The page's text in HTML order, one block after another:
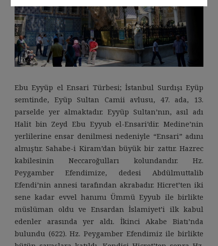
Ebu Eyyüp el Ensari Türbesi; İstanbul Surdışı Eyüp
semtinde, Eyüp Sultan Camii avlusu, 47. ada, 13.
parselde yer almaktadır. Eyyüp Sultan’nın, asıl adı
Halit bin Zeyd Ebu Eyyub el-Ensari’dir. Medine’nin
yerlilerine ensar denilmesi nedeniyle “Ensari” adını
almıştır. Sahabe-i Kiram’dan büyük bir zattır. Hazrec
kabilesinin Neccaroğulları kolundandır. Hz.
Peygamber Efendimize, dedesi Abdülmuttalib
Efendi’nin annesi tarafından akrabadır. Hicret’ten iki
sene kadar evvel hanımı Ümmü Eyyub ile birlikte
müslüman oldu ve Ensardan İslamiyet’i ilk kabul
edenler arasında yer aldı. İkinci Akabe Biatı’nda
bulundu (622). Hz. Peygamber Efendimiz ile birlikte